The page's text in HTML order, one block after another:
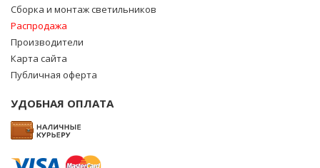
Сборка и монтаж светильников
Распродажа
Производители
Карта сайта
Публичная оферта
УДОБНАЯ ОПЛАТА